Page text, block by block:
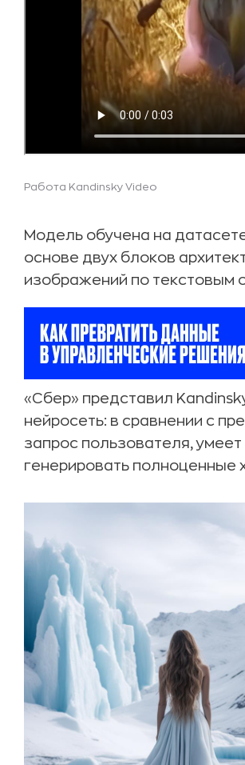
Работа Kandinsky Video
Модель обучена на
основе двух блоков
изображений по текстовым
«Сбер» представил
нейросеть: в сравнении с
запрос пользователя,
генерировать полноценные